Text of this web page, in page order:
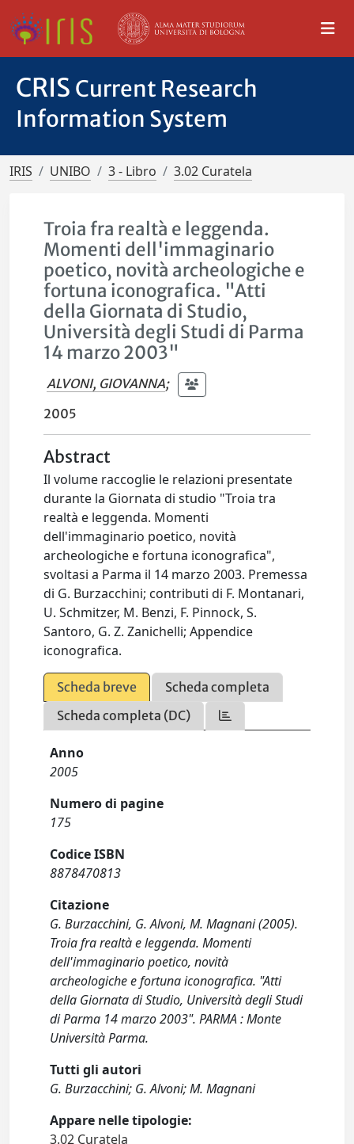
CRIS Current Research
Information System
IRIS UNIBO 3 - Libro 3.02 Curatela
Troia fra realtà e leggenda.
Momenti dell'immaginario
poetico, novità archeologiche e
fortuna iconografica. "Atti
della Giornata di Studio,
Università degli Studi di Parma
14 marzo 2003"
ALVONI, GIOVANNA;
2005
Abstract
Il volume raccoglie le relazioni presentate
durante la Giornata di studio "Troia tra
realtà e leggenda. Momenti
dell'immaginario poetico, novità
archeologiche e fortuna iconografica",
svoltasi a Parma il 14 marzo 2003. Premessa
di G. Burzacchini; contributi di F. Montanari,
U. Schmitzer, M. Benzi, F. Pinnock, S.
Santoro, G. Z. Zanichelli; Appendice
iconografica.
Scheda breve
Scheda completa
Scheda completa (DC)
Anno
2005
Numero di pagine
175
Codice ISBN
8878470813
Citazione
G. Burzacchini, G. Alvoni, M. Magnani (2005).
Troia fra realtà e leggenda. Momenti
dell'immaginario poetico, novità
archeologiche e fortuna iconografica. "Atti
della Giornata di Studio, Università degli Studi
di Parma 14 marzo 2003". PARMA : Monte
Università Parma.
Tutti gli autori
G. Burzacchini; G. Alvoni; M. Magnani
Appare nelle tipologie:
3.02 Curatela